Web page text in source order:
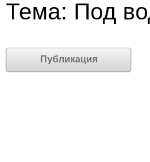
Тема: Под
Публикация